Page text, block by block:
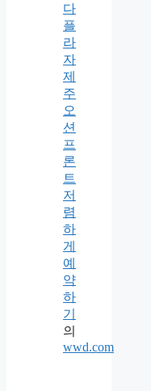
다
플
라
자
제
주
오
션
프
론
트
저
렴
하
게
예
약
하
기
의
wwd.com